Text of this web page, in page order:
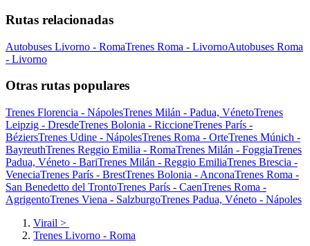
Rutas relacionadas
Autobuses Livorno - RomaTrenes Roma - LivornoAutobuses Roma
- Livorno
Otras rutas populares
Trenes Florencia - NápolesTrenes Milán - Padua, VénetoTrenes
Leipzig - DresdeTrenes Bolonia - RiccioneTrenes París -
BéziersTrenes Udine - NápolesTrenes Roma - OrteTrenes Múnich -
BayreuthTrenes Reggio Emilia - RomaTrenes Milán - FoggiaTrenes
Padua, Véneto - BariTrenes Milán - Reggio EmiliaTrenes Brescia -
VeneciaTrenes París - BrestTrenes Bolonia - AnconaTrenes Roma -
San Benedetto del TrontoTrenes París - CaenTrenes Roma -
AgrigentoTrenes Viena - SalzburgoTrenes Padua, Véneto - Nápoles
Virail >
Trenes Livorno - Roma